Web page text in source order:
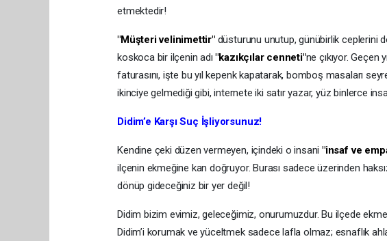
etmektedir!
​"Müşteri velinimettir" düsturunu unutup, günübirlik ceplerini
koskoca bir ilçenin adı"kazıkçılar cenneti"ne çıkıyor. Geçen
faturasını, işte bu yıl kepenk kapatarak, bomboş masaları
ikinciye gelmediği gibi, internete iki satır yazar, yüz binlerce
​Didim’e Karşı Suç İşliyorsunuz!
​Kendine çeki düzen vermeyen, içindeki o insani"insaf ve
ilçenin ekmeğine kan doğruyor. Burası sadece üzerinden
dönüp gideceğiniz bir yer değil!
​Didim bizim evimiz, geleceğimiz, onurumuzdur. Bu ilçede
Didim’i korumak ve yüceltmek sadece lafla olmaz; esnaflık